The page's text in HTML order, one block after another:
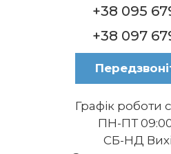
+38 095
+38 097
Графік роботи
ПН-ПТ 09:00
СБ-НД